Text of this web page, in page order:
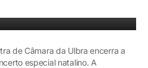
de Câmara da Ulbra encerra a
especial natalino. A